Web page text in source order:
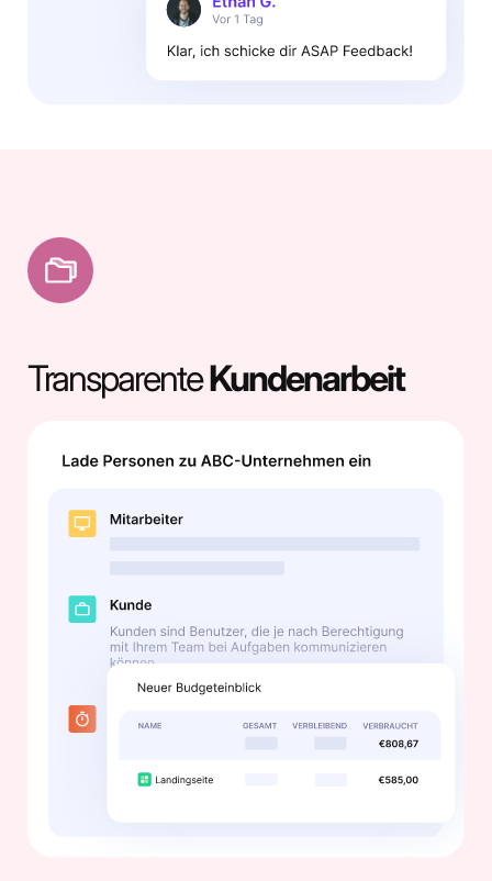
TransparenteKundenarbeit